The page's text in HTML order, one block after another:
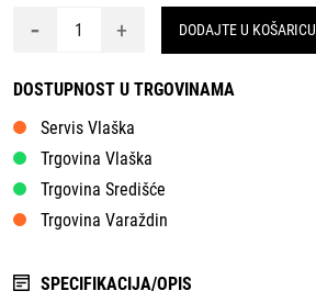
- + DODAJTE U KOŠARICU
DOSTUPNOST U TRGOVINAMA
Servis Vlaška
Trgovina Vlaška
Trgovina Središće
Trgovina Varaždin
SPECIFIKACIJA/OPIS